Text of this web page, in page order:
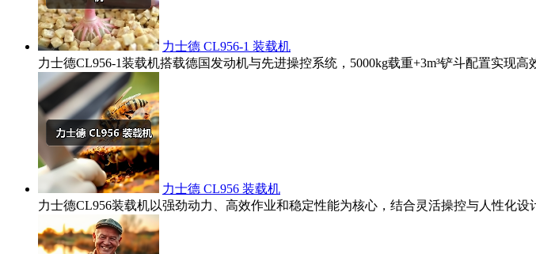
力士德 CL956-1 装载机
力士德CL956-1装载机搭载德国发动机与先进操控系统，5000kg载重+3m³铲斗配置实现
力士德 CL956 装载机
力士德CL956装载机以强劲动力、高效作业和稳定性能为核心，结合灵活操控与人性化